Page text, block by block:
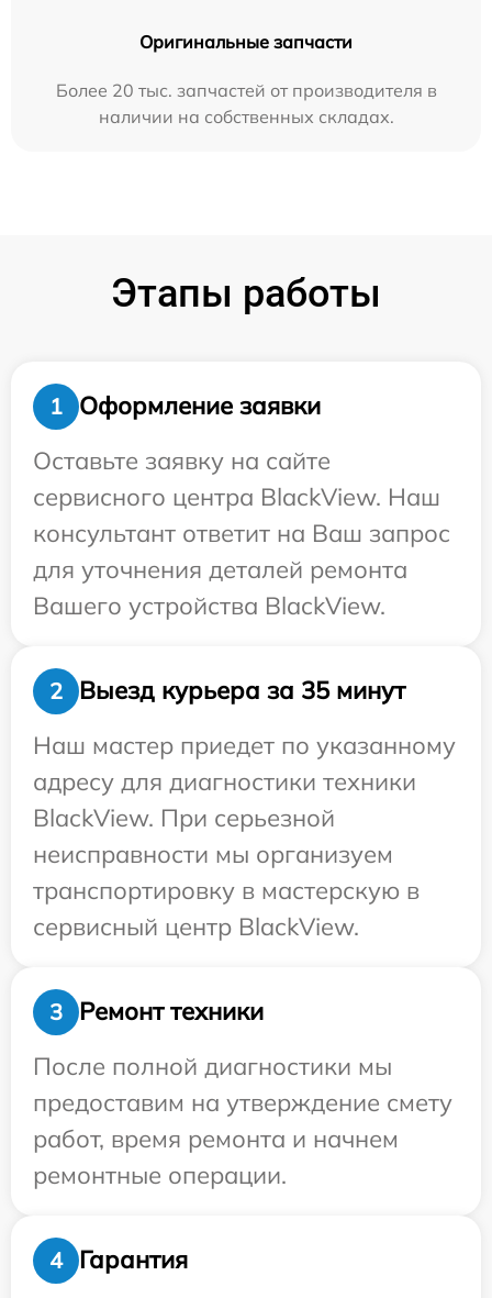
Оригинальные запчасти
Более 20 тыс. запчастей от производителя в
наличии на собственных складах.
Этапы работы
1
Оформление заявки
Оставьте заявку на сайте
сервисного центра BlackView. Наш
консультант ответит на Ваш запрос
для уточнения деталей ремонта
Вашего устройства BlackView.
2
Выезд курьера за 35 минут
Наш мастер приедет по указанному
адресу для диагностики техники
BlackView. При серьезной
неисправности мы организуем
транспортировку в мастерскую в
сервисный центр BlackView.
3
Ремонт техники
После полной диагностики мы
предоставим на утверждение смету
работ, время ремонта и начнем
ремонтные операции.
4 Гарантия